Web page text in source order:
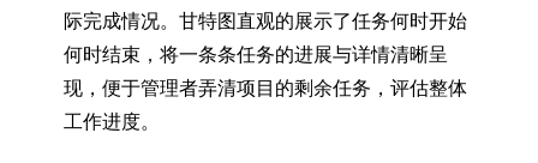
际完成情况。甘特图直观的展示了任务何时开始
何时结束，将一条条任务的进展与详情清晰呈
现，便于管理者弄清项目的剩余任务，评估整体
工作进度。